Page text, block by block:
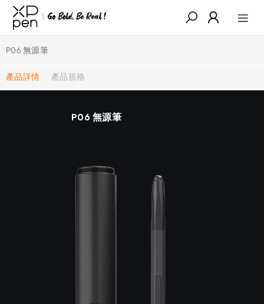
P06 無源筆
產品詳情 產品規格
P06 無源筆